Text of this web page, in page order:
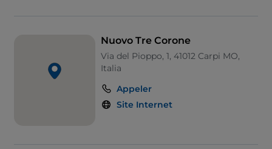
Nuovo Tre Corone
Via del Pioppo, 1, 41012 Carpi MO,
Italia
Appeler
Site Internet